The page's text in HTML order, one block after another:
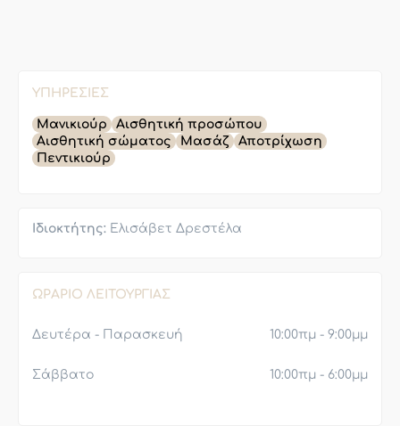
ΥΠΗΡΕΣΊΕΣ
Μανικιούρ
Αισθητική προσώπου
Αισθητική σώματος
Μασάζ
Αποτρίχωση
Πεντικιούρ
Ιδιοκτήτης: Ελισάβετ Δρεστέλα
ΩΡΆΡΙΟ ΛΕΙΤΟΥΡΓΊΑΣ
Δευτέρα - Παρασκευή 10:00πμ - 9:00μμ
Σάββατο 10:00πμ - 6:00μμ